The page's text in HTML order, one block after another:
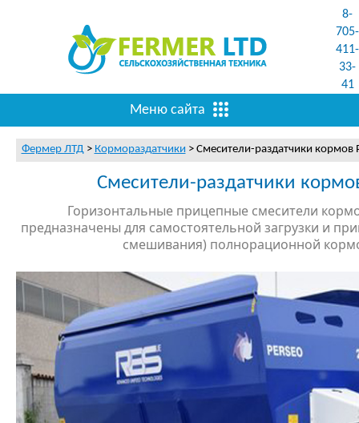
8-
705-
411-
33-
41
Меню сайта
Фермер ЛТД> Кормораздатчики > Смесители-раздатчики кормов
Смесители-раздатчики
Горизонтальные прицепные смесители
предназначены для самостоятельной загрузки и
смешивания) полнорационной